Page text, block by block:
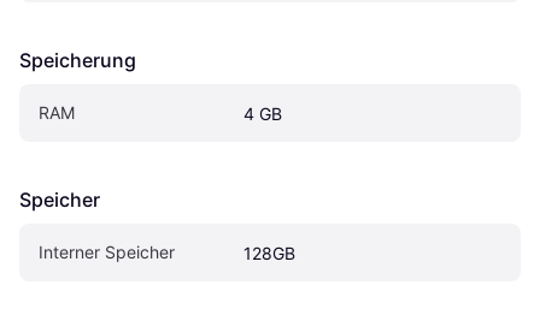
Speicherung
RAM 4 GB
Speicher
Interner Speicher 128GB